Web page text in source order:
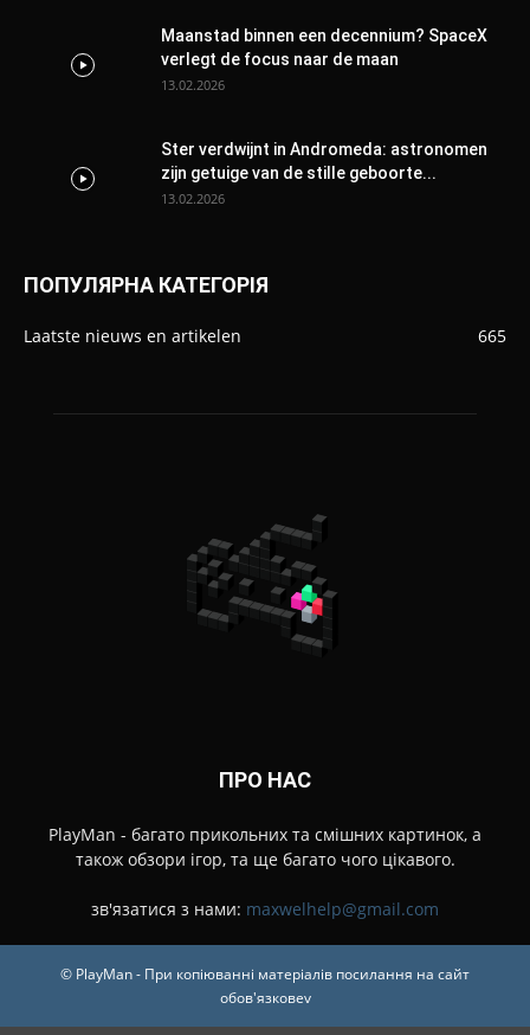
Maanstad binnen een decennium? SpaceX
verlegt de focus naar de maan
13.02.2026
Ster verdwijnt in Andromeda: astronomen
zijn getuige van de stille geboorte...
13.02.2026
ПОПУЛЯРНА КАТЕГОРІЯ
Laatste nieuws en artikelen 665
ПРО НАС
PlayMan - багато прикольних та смішних картинок, а
також обзори ігор, та ще багато чого цікавого.
зв'язатися з нами: maxwelhelp@gmail.com
© PlayMan - При копіюванні матеріалів посилання на сайт
обов'язковеv